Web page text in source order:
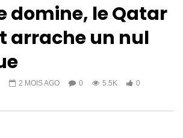
domine, le Qatar
arrache un nul
2 MOIS AGO 0 5.5K 0